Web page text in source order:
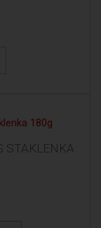
STAKLENKA